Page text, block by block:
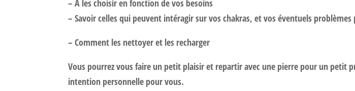
– A les choisir en fonction de vos besoins
– Savoir celles qui peuvent intéragir sur vos chakras, et vos éventuels
– Comment les nettoyer et les recharger
Vous pourrez vous faire un petit plaisir et repartir avec une pierre pour un petit
intention personnelle pour vous.